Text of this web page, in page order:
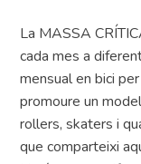
La MASSA
cada mes a
mensual en bici
promoure un
rollers, skaters i
que comparteixi